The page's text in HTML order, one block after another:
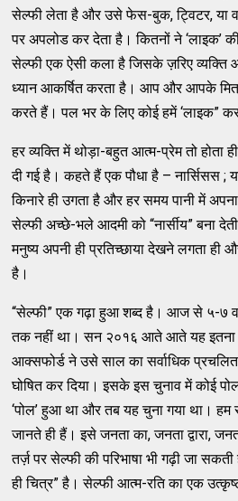
सेल्फी लेता है और उसे फेस-बुक, ट्विटर, या
पर अपलोड कर देता है। कितनों ने ‘लाइक’
सेल्फी एक ऐसी कला है जिसके ज़रिए व्यक्ति
ध्यान आकर्षित करता है। आप और आपके
करते हैं। पल भर के लिए कोई हमें ‘लाइक”
हर व्यक्ति में थोड़ा-बहुत आत्म-प्रेम तो होता ही
दी गई है। कहते हैं एक पौधा है – नार्सिसस ;
किनारे ही उगता है और हर समय पानी में
सेल्फी अच्छे-भले आदमी को “नार्सीय” बना
मनुष्य अपनी ही प्रतिच्छाया देखने लगता ही
है।
“सेल्फी” एक गढ़ा हुआ शब्द है। आज से ५-७
तक नहीं था। सन २०१६ आते आते यह इतना
आक्सफोर्ड ने उसे साल का सर्वाधिक
घोषित कर दिया। इसके इस चुनाव में कोई
‘पोल’ हुआ था और तब यह चुना गया था। हम
जानते ही हैं। इसे जनता का, जनता द्वारा,
तर्ज़ पर सेल्फी की परिभाषा भी गढ़ी जा सकती
ही चित्र” है। सेल्फी आत्म-रति का एक